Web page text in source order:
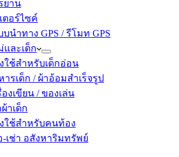
ยาน
ตอร์ไซค์
บนำทาง GPS / รีโมท GPS
ละเด็ก
ใช้สำหรับเด็กอ่อน
ารเด็ก / ผ้าอ้อมสำเร็จรูป
องเขียน / ของเล่น
ผ้าเด็ก
ใช้สำหรับคนท้อง
เช่า อสังหาริมทรัพย์